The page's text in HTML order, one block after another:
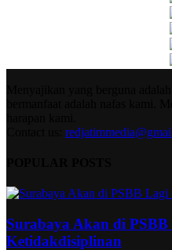
Surabaya Akan di
Ketidakdisiplinan